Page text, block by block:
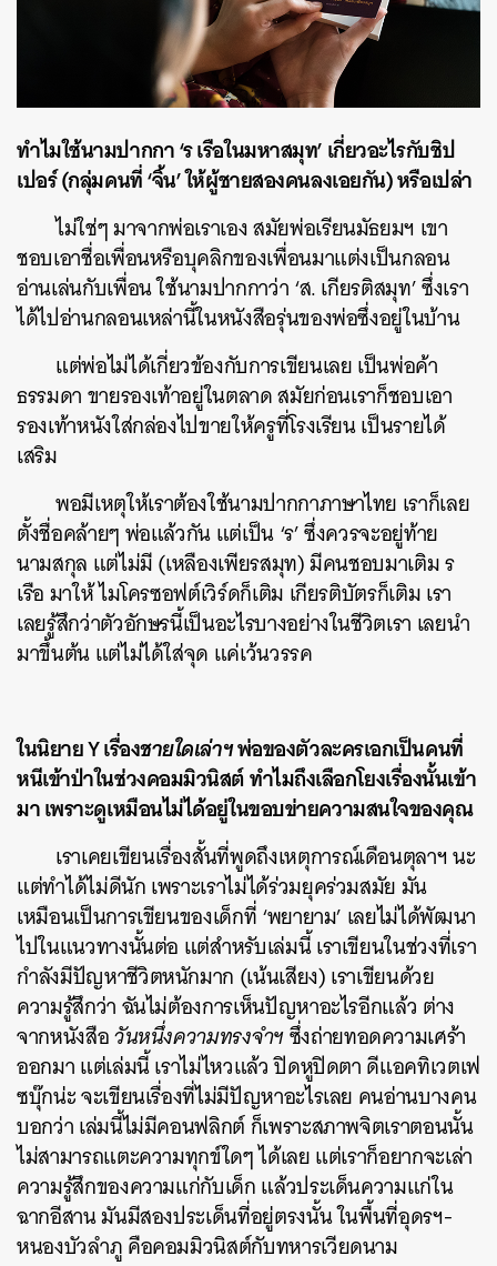
ทำไมใช้นามปากกา ‘ร เรือในมหาสมุท’ เกี่ยวอะไรกับชิป
เปอร์ (กลุ่มคนที่ ‘จิ้น’ ให้ผู้ชายสองคนลงเอยกัน) หรือเปล่า
ไม่ใช่ๆ มาจากพ่อเราเอง สมัยพ่อเรียนมัธยมฯ เขา
ชอบเอาชื่อเพื่อนหรือบุคลิกของเพื่อนมาแต่งเป็นกลอน
อ่านเล่นกับเพื่อน ใช้นามปากกาว่า ‘ส. เกียรติสมุท’ ซึ่งเรา
ได้ไปอ่านกลอนเหล่านี้ในหนังสือรุ่นของพ่อซึ่งอยู่ในบ้าน
แต่พ่อไม่ได้เกี่ยวข้องกับการเขียนเลย เป็นพ่อค้า
ธรรมดา ขายรองเท้าอยู่ในตลาด สมัยก่อนเราก็ชอบเอา
รองเท้าหนังใส่กล่องไปขายให้ครูที่โรงเรียน เป็นรายได้
เสริม
พอมีเหตุให้เราต้องใช้นามปากกาภาษาไทย เราก็เลย
ตั้งชื่อคล้ายๆ พ่อแล้วกัน แต่เป็น ‘ร’ ซึ่งควรจะอยู่ท้าย
นามสกุล แต่ไม่มี (เหลืองเพียรสมุท) มีคนชอบมาเติม ร
เรือ มาให้ ไมโครซอฟต์เวิร์ดก็เติม เกียรติบัตรก็เติม เรา
เลยรู้สึกว่าตัวอักษรนี้เป็นอะไรบางอย่างในชีวิตเรา เลยนำ
มาขึ้นต้น แต่ไม่ได้ใส่จุด แค่เว้นวรรค
ในนิยาย Y เรื่องชายใดเล่าฯพ่อของตัวละครเอกเป็นคนที่
หนีเข้าป่าในช่วงคอมมิวนิสต์ ทำไมถึงเลือกโยงเรื่องนั้นเข้า
มา เพราะดูเหมือนไม่ได้อยู่ในขอบข่ายความสนใจของคุณ
เราเคยเขียนเรื่องสั้นที่พูดถึงเหตุการณ์เดือนตุลาฯ นะ
แต่ทำได้ไม่ดีนัก เพราะเราไม่ได้ร่วมยุคร่วมสมัย มัน
เหมือนเป็นการเขียนของเด็กที่ ‘พยายาม’ เลยไม่ได้พัฒนา
ไปในแนวทางนั้นต่อ แต่สำหรับเล่มนี้ เราเขียนในช่วงที่เรา
กำลังมีปัญหาชีวิตหนักมาก (เน้นเสียง) เราเขียนด้วย
ความรู้สึกว่า ฉันไม่ต้องการเห็นปัญหาอะไรอีกแล้ว ต่าง
จากหนังสือวันหนึ่งความทรงจำฯซึ่งถ่ายทอดความเศร้า
ออกมา แต่เล่มนี้ เราไม่ไหวแล้ว ปิดหูปิดตา ดีแอคทิเวตเฟ
ซบุ๊กน่ะ จะเขียนเรื่องที่ไม่มีปัญหาอะไรเลย คนอ่านบางคน
บอกว่า เล่มนี้ไม่มีคอนฟลิกต์ ก็เพราะสภาพจิตเราตอนนั้น
ไม่สามารถแตะความทุกข์ใดๆ ได้เลย แต่เราก็อยากจะเล่า
ความรู้สึกของความแก่กับเด็ก แล้วประเด็นความแก่ใน
ฉากอีสาน มันมีสองประเด็นที่อยู่ตรงนั้น ในพื้นที่อุดรฯ-
หนองบัวลำภู คือคอมมิวนิสต์กับทหารเวียดนาม